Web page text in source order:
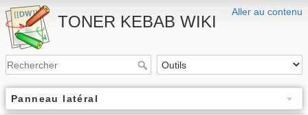
Aller au contenu
TONER KEBAB WIKI
Panneau latéral